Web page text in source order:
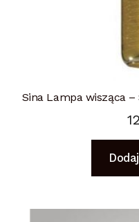
Sina Lampa wisząca